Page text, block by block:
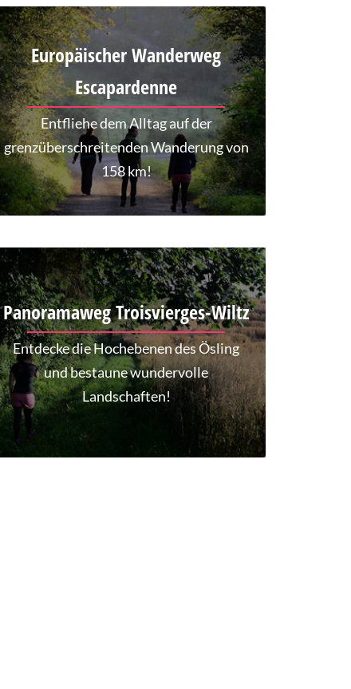
Europäischer Wanderweg
Escapardenne
Entfliehe dem Alltag auf der
grenzüberschreitenden Wanderung von
158 km!
Panoramaweg Troisvierges-Wiltz
Entdecke die Hochebenen des Ösling
und bestaune wundervolle
Landschaften!